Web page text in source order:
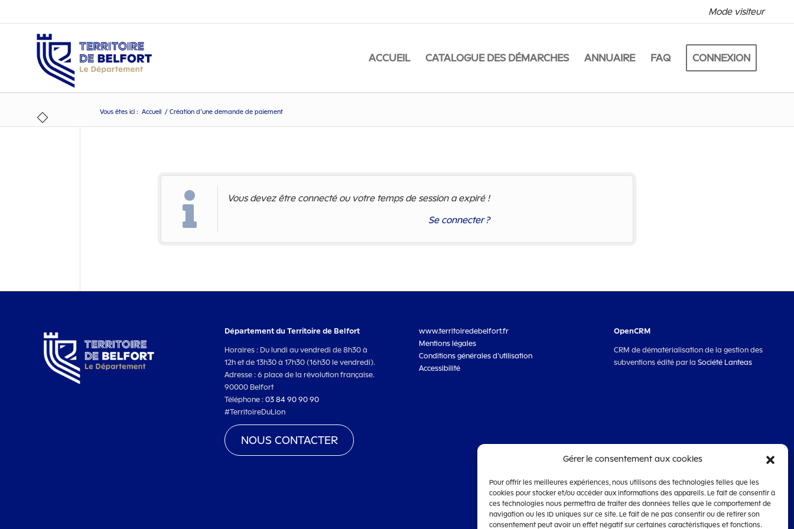
Mode visiteur
ACCUEIL CATALOGUE DES DÉMARCHES ANNUAIRE FAQ CONNEXION
Vous êtes ici : Accueil / Création d’une demande de paiement
Vous devez être connecté ou votre temps de session a expiré !
Se connecter ?
Département du Territoire de Belfort
Horaires : Du lundi au vendredi de 8h30 à
12h et de 13h30 à 17h30 (16h30 le vendredi).
Adresse : 6 place de la révolution française.
90000 Belfort
Téléphone :03 84 90 90 90
#TerritoireDuLion
NOUS CONTACTER
www.territoiredebelfort.fr
Mentions légales
Conditions générales d’utilisation
Accessibilité
OpenCRM
CRM de dématérialisation de la gestion des
subventions édité par la Société Lanteas
Gérer le consentement aux cookies
Pour offrir les meilleures expériences, nous utilisons des technologies telles que les
cookies pour stocker et/ou accéder aux informations des appareils. Le fait de consentir à
ces technologies nous permettra de traiter des données telles que le comportement de
navigation ou les ID uniques sur ce site. Le fait de ne pas consentir ou de retirer son
consentement peut avoir un effet négatif sur certaines caractéristiques et fonctions.